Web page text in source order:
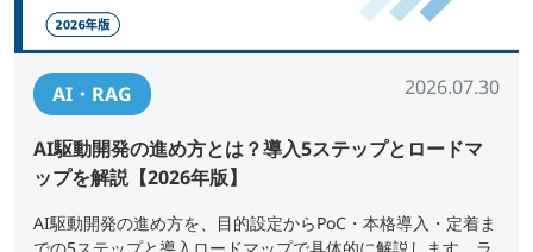
AI・RAG 2026.07.30
AI駆動開発の進め方とは？導入5ステップとロードマ
ップを解説【2026年版】
AI駆動開発の進め方を、目的設定からPoC・本格導入・定着ま